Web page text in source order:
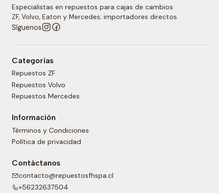
Especialistas en repuestos para cajas de cambios
ZF, Volvo, Eaton y Mercedes; importadores directos.
Síguenos
Categorías
Repuestos ZF
Repuestos Volvo
Repuestos Mercedes
Información
Términos y Condiciones
Política de privacidad
Contáctanos
contacto@repuestosfhspa.cl
+56232637504